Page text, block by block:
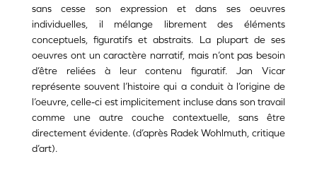
sans cesse son expression et dans ses oeuvres
individuelles, il mélange librement des éléments
conceptuels, figuratifs et abstraits. La plupart de ses
oeuvres ont un caractère narratif, mais n’ont pas besoin
d’être reliées à leur contenu figuratif. Jan Vicar
représente souvent l’histoire qui a conduit à l’origine de
l’oeuvre, celle-ci est implicitement incluse dans son travail
comme une autre couche contextuelle, sans être
directement évidente. (d’après Radek Wohlmuth, critique
d’art).